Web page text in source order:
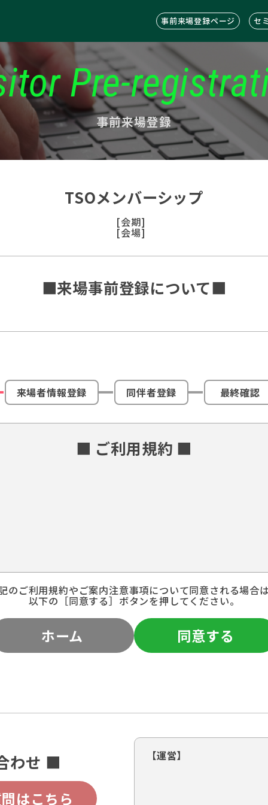
事前来場登録ページ セ
Pre-
事前来場登録
TSOメンバーシップ
[会期]
[会場]
■来場事前登録について■
来場者情報登録 同伴者登録 最終確認
■ ご利用規約 ■
のご利用規約やご案内注意事項について同意される場合
以下の［同意する］ボタンを押してください。
ホーム 同意する
わせ ■
はこちら
【運営】